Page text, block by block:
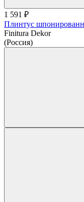
1 591 ₽
Плинтус
Finitura Dekor
(Россия)